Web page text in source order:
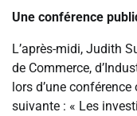
Une conférence
L’après-midi, Judith
de Commerce,
lors d’une
suivante : « Les